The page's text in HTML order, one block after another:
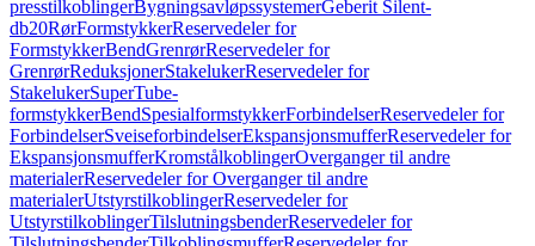
presstilkoblingerBygningsavløpssystemerGeberit Silent-
db20RørFormstykkerReservedeler for
FormstykkerBendGrenrørReservedeler for
GrenrørReduksjonerStakelukerReservedeler for
StakelukerSuperTube-
formstykkerBendSpesialformstykkerForbindelserReservedeler for
ForbindelserSveiseforbindelserEkspansjonsmufferReservedeler for
EkspansjonsmufferKromstålkoblingerOverganger til andre
materialerReservedeler for Overganger til andre
materialerUtstyrstilkoblingerReservedeler for
UtstyrstilkoblingerTilslutningsbenderReservedeler for